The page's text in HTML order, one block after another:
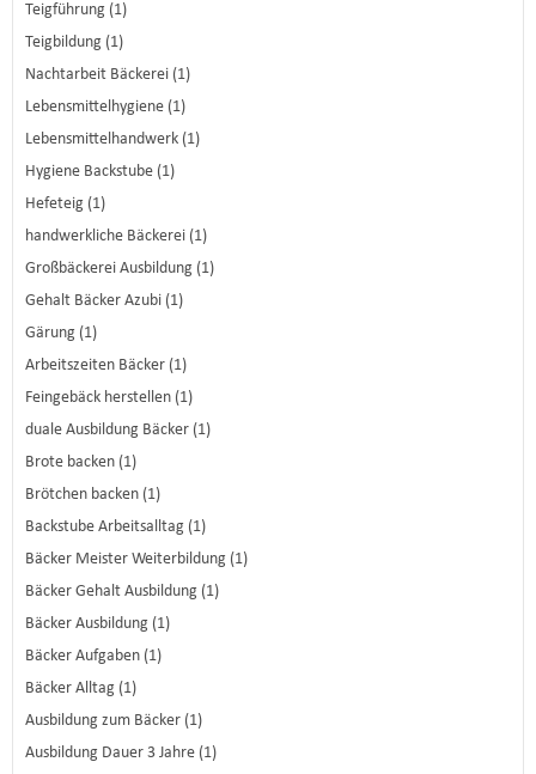
Teigführung (1)
Teigbildung (1)
Nachtarbeit Bäckerei (1)
Lebensmittelhygiene (1)
Lebensmittelhandwerk (1)
Hygiene Backstube (1)
Hefeteig (1)
handwerkliche Bäckerei (1)
Großbäckerei Ausbildung (1)
Gehalt Bäcker Azubi (1)
Gärung (1)
Arbeitszeiten Bäcker (1)
Feingebäck herstellen (1)
duale Ausbildung Bäcker (1)
Brote backen (1)
Brötchen backen (1)
Backstube Arbeitsalltag (1)
Bäcker Meister Weiterbildung (1)
Bäcker Gehalt Ausbildung (1)
Bäcker Ausbildung (1)
Bäcker Aufgaben (1)
Bäcker Alltag (1)
Ausbildung zum Bäcker (1)
Ausbildung Dauer 3 Jahre (1)